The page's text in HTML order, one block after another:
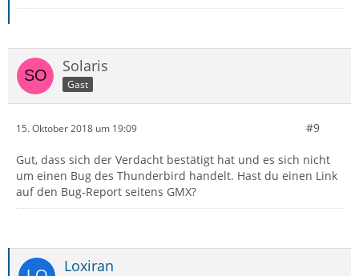
Solaris
Gast
15. Oktober 2018 um 19:09 #9
Gut, dass sich der Verdacht bestätigt hat und es sich nicht
um einen Bug des Thunderbird handelt. Hast du einen Link
auf den Bug-Report seitens GMX?
Loxiran